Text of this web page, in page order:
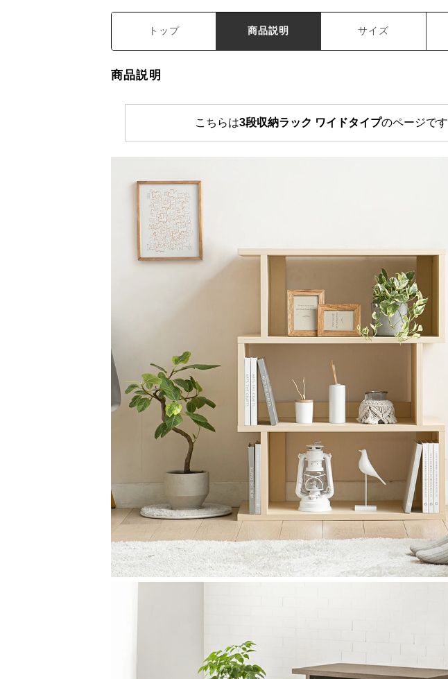
トップ 商品説明 サイズ
商品説明
こちらは3段収納ラック ワイドタイプのページです